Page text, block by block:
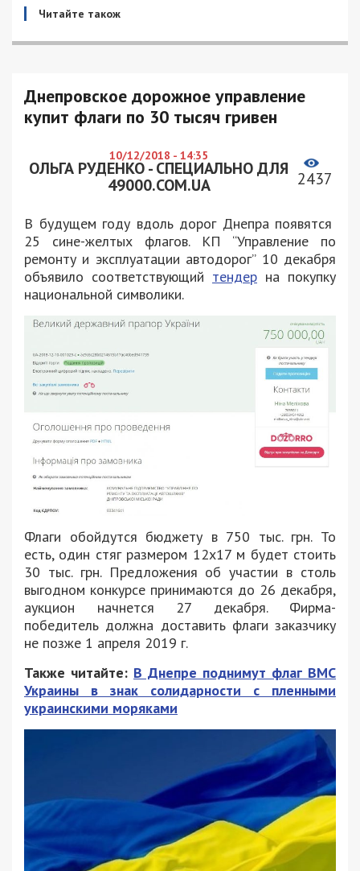
Читайте також
Днепровское дорожное управление
купит флаги по 30 тысяч гривен
10/12/2018 - 14:35
ОЛЬГА РУДЕНКО - СПЕЦИАЛЬНО ДЛЯ
49000.COM.UA
2437
В будущем году вдоль дорог Днепра появятся
25 сине-желтых флагов. КП “Управление по
ремонту и эксплуатации автодорог” 10 декабря
объявило соответствующий тендер на покупку
национальной символики.
Флаги обойдутся бюджету в 750 тыс. грн. То
есть, один стяг размером 12х17 м будет стоить
30 тыс. грн. Предложения об участии в столь
выгодном конкурсе принимаются до 26 декабря,
аукцион начнется 27 декабря. Фирма-
победитель должна доставить флаги заказчику
не позже 1 апреля 2019 г.
Также читайте: В Днепре поднимут флаг ВМС
Украины в знак солидарности с пленными
украинскими моряками